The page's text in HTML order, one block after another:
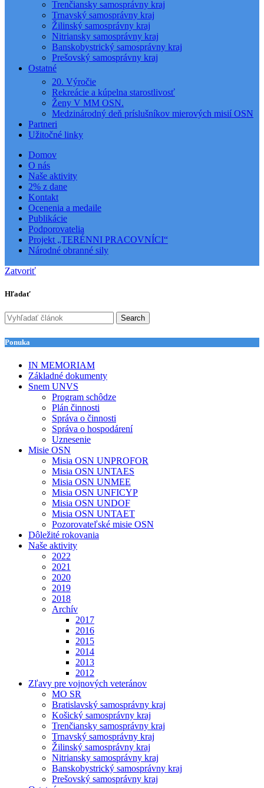
Trenčiansky samosprávny kraj
Trnavský samosprávny kraj
Žilinský samosprávny kraj
Nitriansky samosprávny kraj
Banskobystrický samosprávny kraj
Prešovský samosprávny kraj
Ostatné
20. Výročie
Rekreácie a kúpelna starostlivosť
Ženy V MM OSN.
Medzinárodný deň príslušníkov mierových misií OSN
Partneri
Užitočné linky
Domov
O nás
Naše aktivity
2% z dane
Kontakt
Ocenenia a medaile
Publikácie
Podporovatelia
Projekt „TERÉNNI PRACOVNÍCI“
Národné obranné sily
Zatvoriť
Hľadať
Search
Ponuka
IN MEMORIAM
Základné dokumenty
Snem UNVS
Program schôdze
Plán činnosti
Správa o činnosti
Správa o hospodárení
Uznesenie
Misie OSN
Misia OSN UNPROFOR
Misia OSN UNTAES
Misia OSN UNMEE
Misia OSN UNFICYP
Misia OSN UNDOF
Misia OSN UNTAET
Pozorovateľské misie OSN
Dôležité rokovania
Naše aktivity
2022
2021
2020
2019
2018
Archív
2017
2016
2015
2014
2013
2012
Zľavy pre vojnových veteránov
MO SR
Bratislavský samosprávny kraj
Košický samosprávny kraj
Trenčiansky samosprávny kraj
Trnavský samosprávny kraj
Žilinský samosprávny kraj
Nitriansky samosprávny kraj
Banskobystrický samosprávny kraj
Prešovský samosprávny kraj